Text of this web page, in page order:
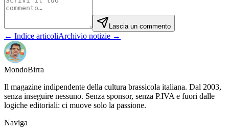
Lascia un commento
← Indice articoliArchivio notizie →
MondoBirra
Il magazine indipendente della cultura brassicola italiana. Dal 2003,
senza inseguire nessuno. Senza sponsor, senza P.IVA e fuori dalle
logiche editoriali: ci muove solo la passione.
Naviga